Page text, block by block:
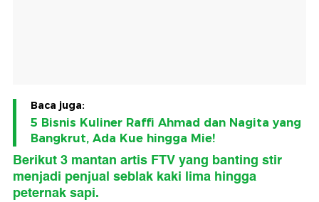
Baca juga:
5 Bisnis Kuliner Raffi Ahmad dan Nagita yang
Bangkrut, Ada Kue hingga Mie!
Berikut 3 mantan artis FTV yang banting stir
menjadi penjual seblak kaki lima hingga
peternak sapi.